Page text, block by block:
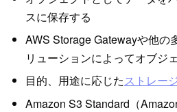
スに保存する
AWS Storage Gatewayや他の
リューションによってオブジ
目的、用途に応じたストレー
Amazon S3 Standard（